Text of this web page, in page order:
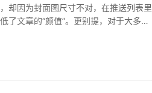
却因为封面图尺寸不对，在推送列表里
了文章的“颜值”。更别提，对于大多数